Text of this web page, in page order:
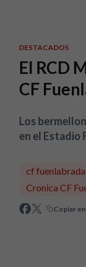
DESTACADOS
El RCD
CF
Los
en el Estadio
cf fuenlabrada
Cronica CF
Copiar